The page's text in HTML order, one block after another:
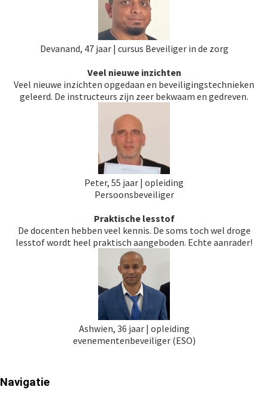
Devanand, 47 jaar | cursus Beveiliger in de zorg
Veel nieuwe inzichten
Veel nieuwe inzichten opgedaan en beveiligingstechnieken
geleerd. De instructeurs zijn zeer bekwaam en gedreven.
Peter, 55 jaar | opleiding
Persoonsbeveiliger
Praktische lesstof
De docenten hebben veel kennis. De soms toch wel droge
lesstof wordt heel praktisch aangeboden. Echte aanrader!
Ashwien, 36 jaar | opleiding
evenementenbeveiliger (ESO)
Navigatie